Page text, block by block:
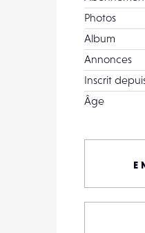
Photos
Album
Annonces
Inscrit
Âge